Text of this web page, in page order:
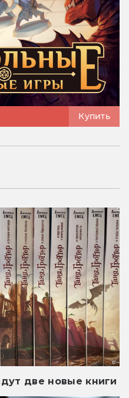
Купить
две новые книги